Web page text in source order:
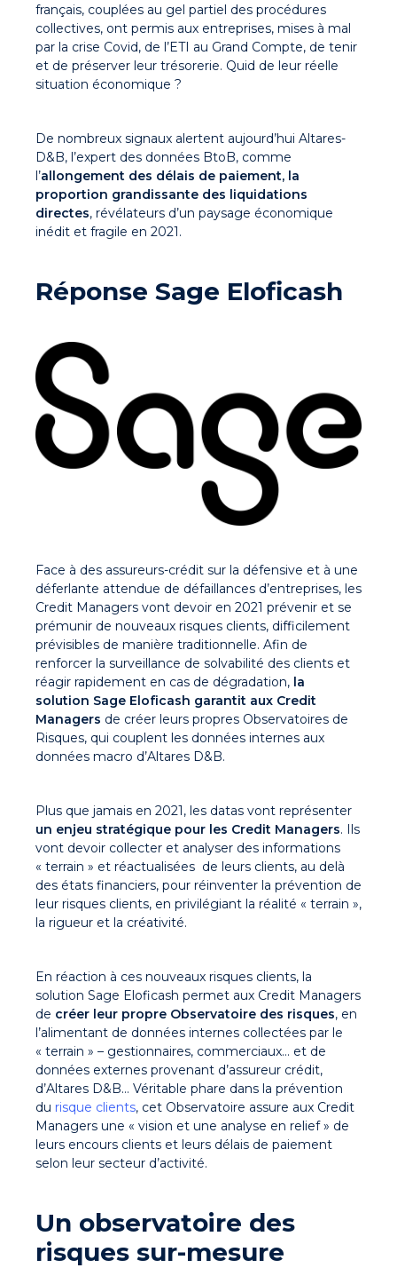
français, couplées au gel partiel des procédures
collectives, ont permis aux entreprises, mises à mal
par la crise Covid, de l’ETI au Grand Compte, de tenir
et de préserver leur trésorerie. Quid de leur réelle
situation économique ?
De nombreux signaux alertent aujourd’hui Altares-
D&B, l’expert des données BtoB, comme
l’allongement des délais de paiement, la
proportion grandissante des liquidations
directes, révélateurs d’un paysage économique
inédit et fragile en 2021.
Réponse Sage Eloficash
Face à des assureurs-crédit sur la défensive et à une
déferlante attendue de défaillances d’entreprises, les
Credit Managers vont devoir en 2021 prévenir et se
prémunir de nouveaux risques clients, difficilement
prévisibles de manière traditionnelle. Afin de
renforcer la surveillance de solvabilité des clients et
réagir rapidement en cas de dégradation, la
solution Sage Eloficash garantit aux Credit
Managers de créer leurs propres Observatoires de
Risques, qui couplent les données internes aux
données macro d’Altares D&B.
Plus que jamais en 2021, les datas vont représenter
un enjeu stratégique pour les Credit Managers. Ils
vont devoir collecter et analyser des informations
« terrain » et réactualisées de leurs clients, au delà
des états financiers, pour réinventer la prévention de
leur risques clients, en privilégiant la réalité « terrain »,
la rigueur et la créativité.
En réaction à ces nouveaux risques clients, la
solution Sage Eloficash permet aux Credit Managers
de créer leur propre Observatoire des risques, en
l’alimentant de données internes collectées par le
« terrain » – gestionnaires, commerciaux… et de
données externes provenant d’assureur crédit,
d’Altares D&B… Véritable phare dans la prévention
du risque clients, cet Observatoire assure aux Credit
Managers une « vision et une analyse en relief » de
leurs encours clients et leurs délais de paiement
selon leur secteur d’activité.
Un observatoire des
risques sur-mesure